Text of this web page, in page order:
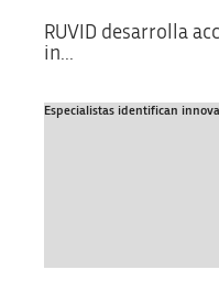
RUVID desarrolla
in...
Especialistas identifican